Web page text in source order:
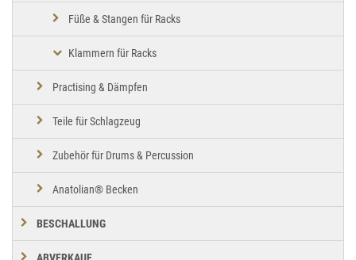
Füße & Stangen für Racks
Klammern für Racks
Practising & Dämpfen
Teile für Schlagzeug
Zubehör für Drums & Percussion
Anatolian® Becken
BESCHALLUNG
ABVERKAUF